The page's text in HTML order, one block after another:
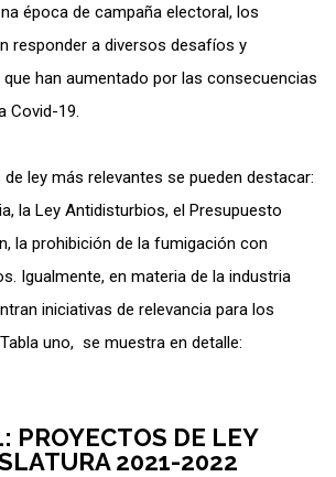
época de campaña electoral, los
responder a diversos desafíos y
han aumentado por las consecuencias
Covid-19.
ley más relevantes se pueden destacar:
la Ley Antidisturbios, el Presupuesto
la prohibición de la fumigación con
Igualmente, en materia de la industria
iniciativas de relevancia para los
uno, se muestra en detalle:
PROYECTOS DE LEY
2021-2022